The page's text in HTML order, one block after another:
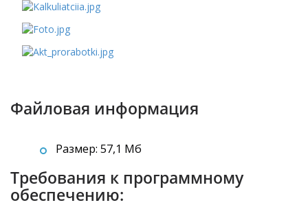
Файловая информация
Размер: 57,1 Мб
Требования к программному
обеспечению: